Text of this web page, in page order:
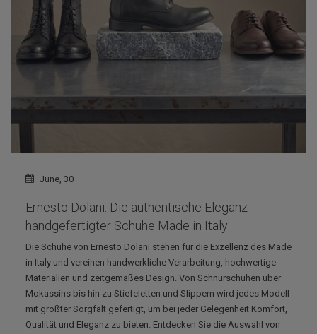
June, 30
Ernesto Dolani: Die authentische Eleganz
handgefertigter Schuhe Made in Italy
Die Schuhe von Ernesto Dolani stehen für die Exzellenz des Made
in Italy und vereinen handwerkliche Verarbeitung, hochwertige
Materialien und zeitgemäßes Design. Von Schnürschuhen über
Mokassins bis hin zu Stiefeletten und Slippern wird jedes Modell
mit größter Sorgfalt gefertigt, um bei jeder Gelegenheit Komfort,
Qualität und Eleganz zu bieten. Entdecken Sie die Auswahl von